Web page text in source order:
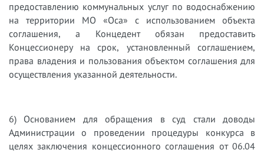
предоставлению коммунальных услуг по водоснабжению
на территории МО «Оса» с использованием объекта
соглашения, а Концедент обязан предоставить
Концессионеру на срок, установленный соглашением,
права владения и пользования объектом соглашения для
осуществления указанной деятельности.
6)​ Основанием для обращения в суд стали доводы
Администрации о проведении процедуры конкурса в
целях заключения концессионного соглашения от 06.04